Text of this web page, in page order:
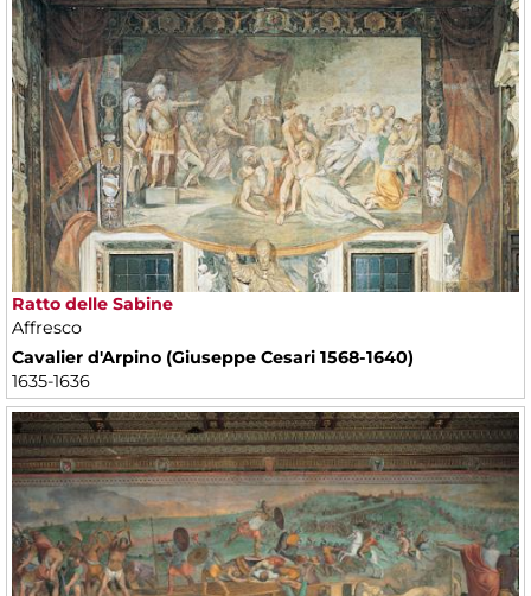
Ratto delle Sabine
Affresco
Cavalier d'Arpino (Giuseppe Cesari 1568-1640)
1635-1636